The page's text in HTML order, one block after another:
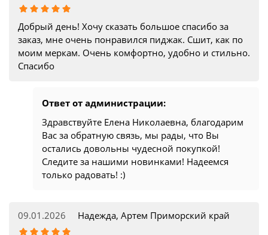
Добрый день! Хочу сказать большое спасибо за
заказ, мне очень понравился пиджак. Сшит, как по
моим меркам. Очень комфортно, удобно и стильно.
Спасибо
Ответ от администрации:
Здравствуйте Елена Николаевна, благодарим
Вас за обратную связь, мы рады, что Вы
остались довольны чудесной покупкой!
Следите за нашими новинками! Надеемся
только радовать! :)
09.01.2026 Надежда, Артем Приморский край